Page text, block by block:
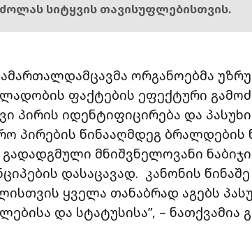
სიტყვის თავისუფლებისთვის.
ორგანოებმა
ფაქტების ეფექტური
პირის იდენტიფიცირება და
პირების წინააღმდეგ ბრალდების
მნიშვნელოვანი
დასაცავად. კანონის
ყველა თანაბრად აგებს
და სტატუსისა”, – ნათქვამია